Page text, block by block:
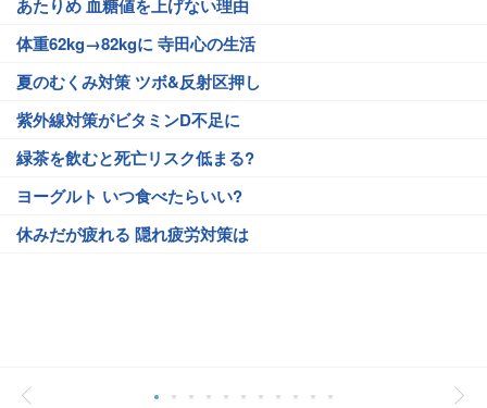
あたりめ 血糖値を上げない理由
体重62kg→82kgに 寺田心の生活
夏のむくみ対策 ツボ&反射区押し
紫外線対策がビタミンD不足に
緑茶を飲むと死亡リスク低まる?
ヨーグルト いつ食べたらいい?
休みだが疲れる 隠れ疲労対策は